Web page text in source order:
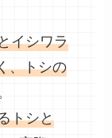
イシワラ
、トシの
トシと